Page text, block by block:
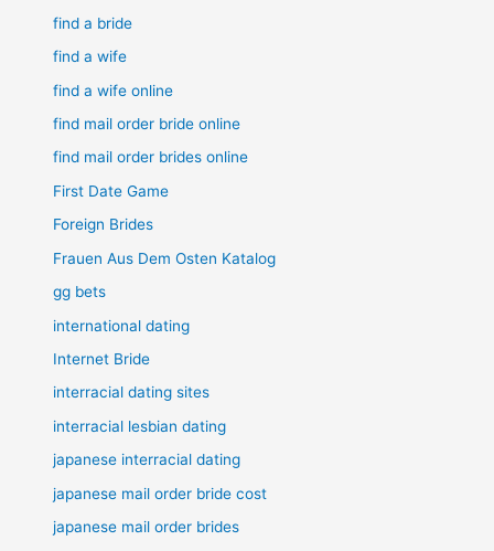
find a bride
find a wife
find a wife online
find mail order bride online
find mail order brides online
First Date Game
Foreign Brides
Frauen Aus Dem Osten Katalog
gg bets
international dating
Internet Bride
interracial dating sites
interracial lesbian dating
japanese interracial dating
japanese mail order bride cost
japanese mail order brides